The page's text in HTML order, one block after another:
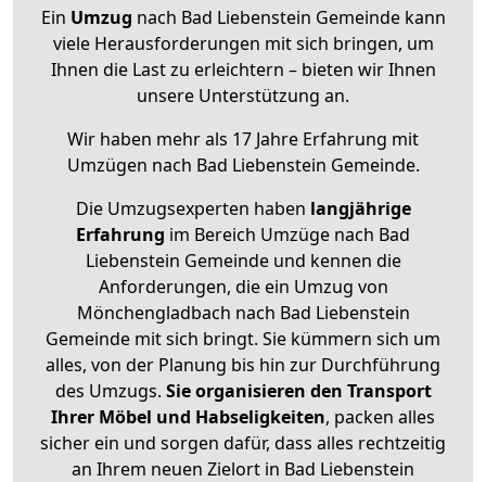
Ein Umzug nach Bad Liebenstein Gemeinde kann
viele Herausforderungen mit sich bringen, um
Ihnen die Last zu erleichtern – bieten wir Ihnen
unsere Unterstützung an.
Wir haben mehr als 17 Jahre Erfahrung mit
Umzügen nach Bad Liebenstein Gemeinde.
Die Umzugsexperten haben langjährige
Erfahrung im Bereich Umzüge nach Bad
Liebenstein Gemeinde und kennen die
Anforderungen, die ein Umzug von
Mönchengladbach nach Bad Liebenstein
Gemeinde mit sich bringt. Sie kümmern sich um
alles, von der Planung bis hin zur Durchführung
des Umzugs. Sie organisieren den Transport
Ihrer Möbel und Habseligkeiten, packen alles
sicher ein und sorgen dafür, dass alles rechtzeitig
an Ihrem neuen Zielort in Bad Liebenstein